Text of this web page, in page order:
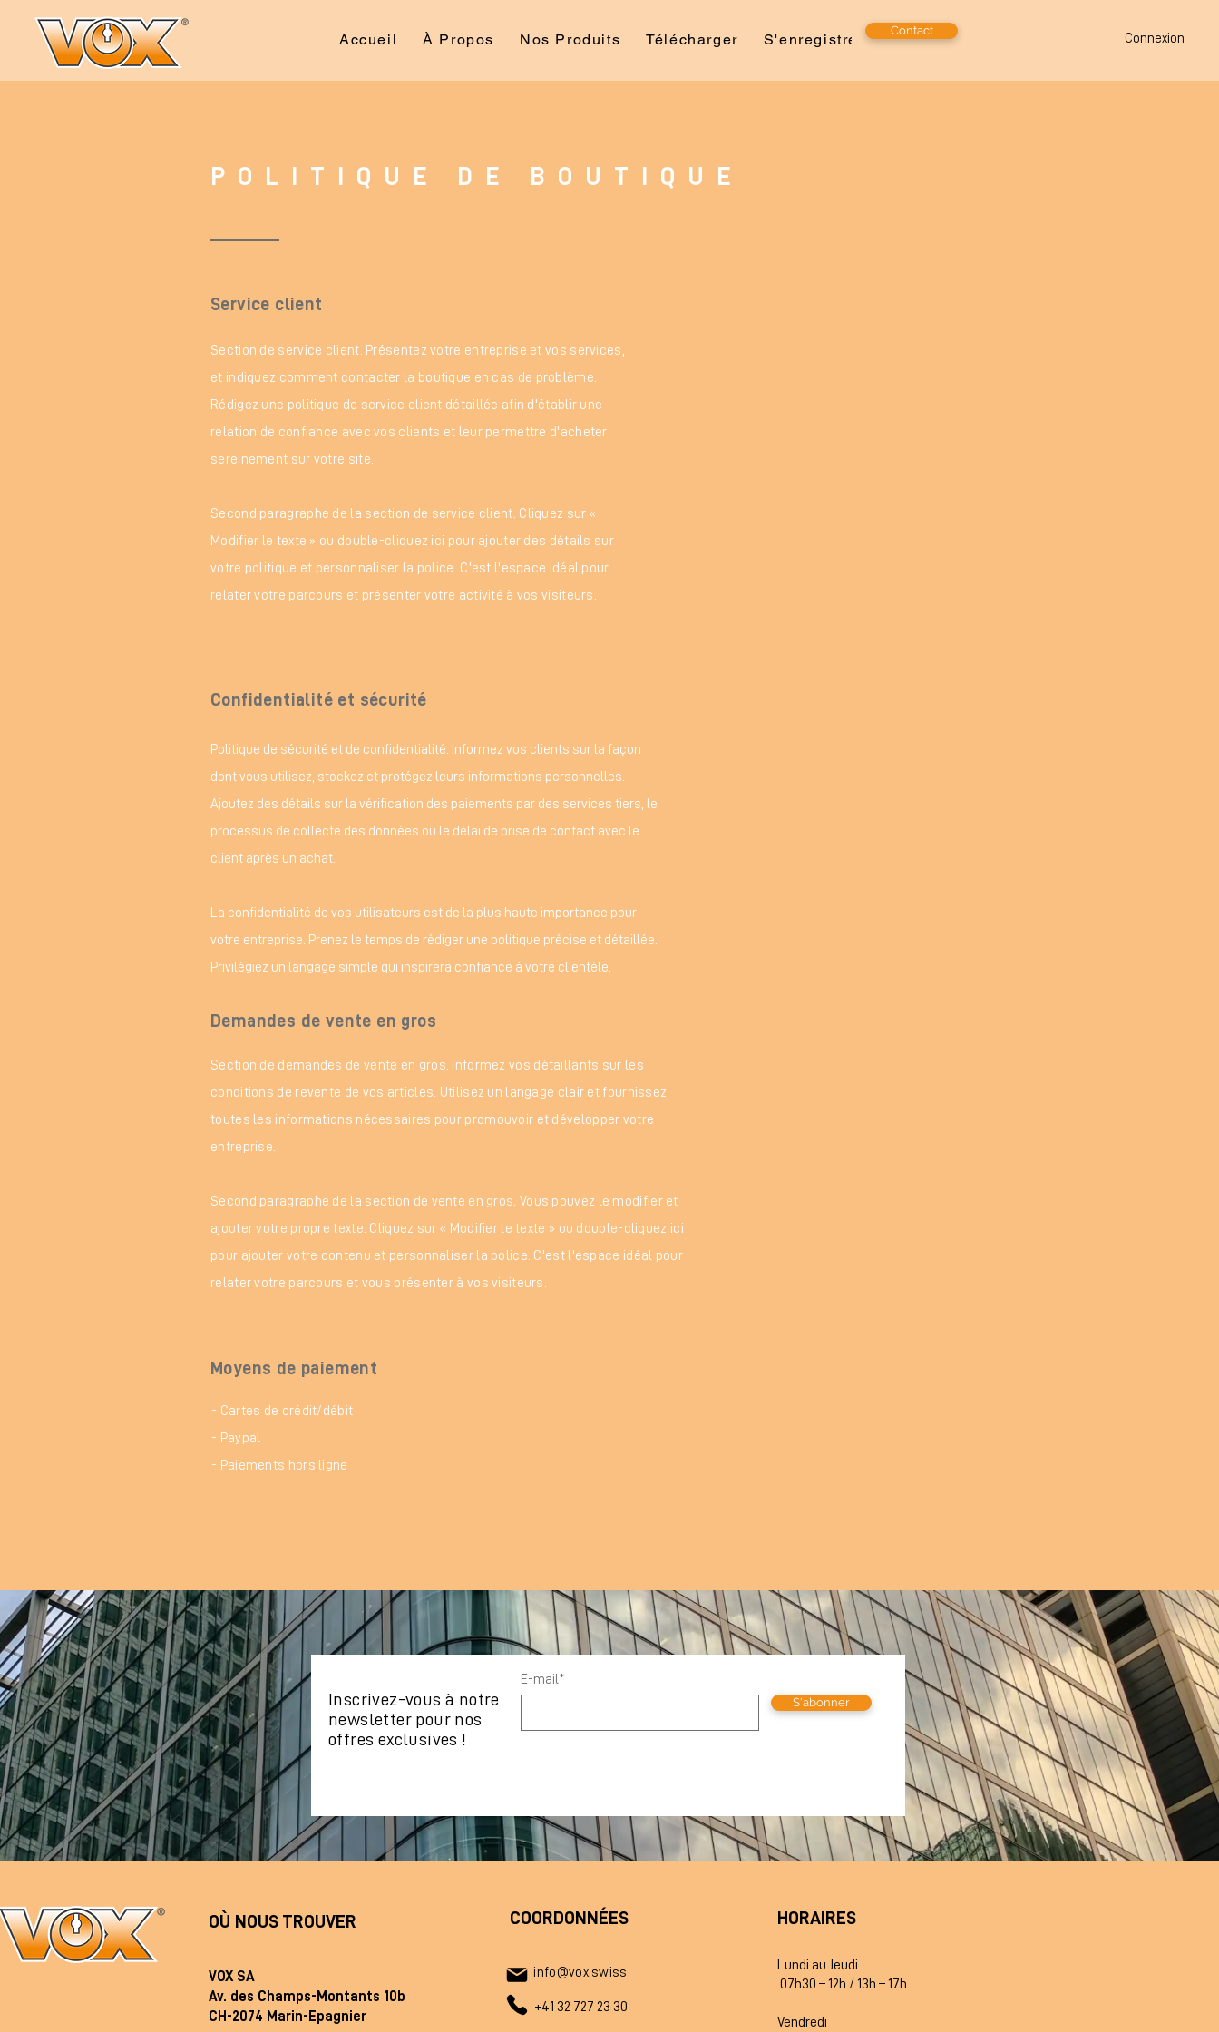
Accueil À Propos Nos Produits Télécharger S'enregistrer Emploi
Contact
Connexion
POLITIQUE DE BOUTIQUE
Service client
Section de service client. Présentez votre entreprise et vos services,
et indiquez comment contacter la boutique en cas de problème.
Rédigez une politique de service client détaillée afin d'établir une
relation de confiance avec vos clients et leur permettre d'acheter
sereinement sur votre site.
Second paragraphe de la section de service client. Cliquez sur «
Modifier le texte » ou double-cliquez ici pour ajouter des détails sur
votre politique et personnaliser la police. C'est l'espace idéal pour
relater votre parcours et présenter votre activité à vos visiteurs.
Confidentialité et sécurité
Politique de sécurité et de confidentialité. Informez vos clients sur la façon
dont vous utilisez, stockez et protégez leurs informations personnelles.
Ajoutez des détails sur la vérification des paiements par des services tiers, le
processus de collecte des données ou le délai de prise de contact avec le
client après un achat.
La confidentialité de vos utilisateurs est de la plus haute importance pour
votre entreprise. Prenez le temps de rédiger une politique précise et détaillée.
Privilégiez un langage simple qui inspirera confiance à votre clientèle.​
Demandes de vente en gros
Section de demandes de vente en gros. Informez vos détaillants sur les
conditions de revente de vos articles. Utilisez un langage clair et fournissez
toutes les informations nécessaires pour promouvoir et développer votre
entreprise.
Second paragraphe de la section de vente en gros. Vous pouvez le modifier et
ajouter votre propre texte. Cliquez sur « Modifier le texte » ou double-cliquez ici
pour ajouter votre contenu et personnaliser la police. C'est l'espace idéal pour
relater votre parcours et vous présenter à vos visiteurs.
Moyens de paiement
- Cartes de crédit/débit
- Paypal
- Paiements hors ligne
Inscrivez-vous à notre
newsletter pour nos
offres exclusives !
E-mail*
S'abonner
OÙ NOUS TROUVER
VOX SA
Av. des Champs-Montants 10b
CH-2074 Marin-Epagnier
COORDONNÉES
info@vox.swiss
+41 32 727 23 30
HORAIRES
Lundi au Jeudi
07h30 – 12h / 13h – 17h
Vendredi